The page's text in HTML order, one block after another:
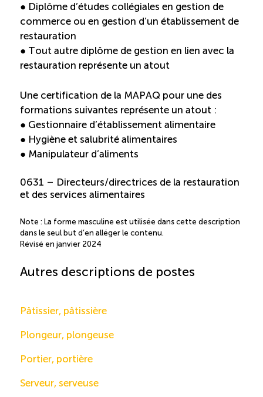
● Diplôme d’études collégiales en gestion de
commerce ou en gestion d’un établissement de
restauration
● Tout autre diplôme de gestion en lien avec la
restauration représente un atout
Une certification de la MAPAQ pour une des
formations suivantes représente un atout :
● Gestionnaire d’établissement alimentaire
● Hygiène et salubrité alimentaires
● Manipulateur d’aliments
0631 – Directeurs/directrices de la restauration
et des services alimentaires
Note : La forme masculine est utilisée dans cette description
dans le seul but d’en alléger le contenu.
Révisé en janvier 2024
Autres descriptions de postes
Pâtissier, pâtissière
Plongeur, plongeuse
Portier, portière
Serveur, serveuse